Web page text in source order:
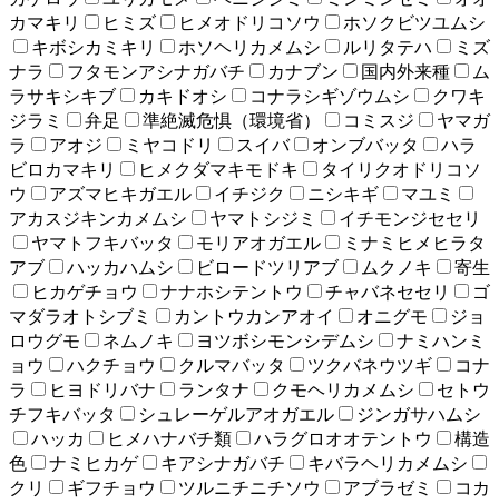
カマキリ
ヒミズ ヒメオドリコソウ
ホソクビツユムシ
キボシカミキリ
ホソヘリカメムシ ルリタテハ
ミズ
ナラ
フタモンアシナガバチ カナブン 国内外来種
ム
ラサキシキブ
カキドオシ コナラシギゾウムシ
クワキ
ジラミ
弁足 準絶滅危惧（環境省） コミスジ
ヤマガ
ラ
アオジ ミヤコドリ スイバ オンブバッタ
ハラ
ビロカマキリ
ヒメクダマキモドキ
タイリクオドリコソ
ウ
アズマヒキガエル イチジク ニシキギ
マユミ
アカスジキンカメムシ
ヤマトシジミ
イチモンジセセリ
ヤマトフキバッタ
モリアオガエル
ミナミヒメヒラタ
アブ
ハッカハムシ ビロードツリアブ ムクノキ
寄生
ヒカゲチョウ
ナナホシテントウ チャバネセセリ
ゴ
マダラオトシブミ
カントウカンアオイ オニグモ
ジョ
ロウグモ
ネムノキ ヨツボシモンシデムシ
ナミハンミ
ョウ
ハクチョウ クルマバッタ ツクバネウツギ
コナ
ラ
ヒヨドリバナ ランタナ クモヘリカメムシ
セトウ
チフキバッタ
シュレーゲルアオガエル
ジンガサハムシ
ハッカ
ヒメハナバチ類 ハラグロオオテントウ
構造
色
ナミヒカゲ キアシナガバチ
キバラヘリカメムシ
クリ
ギフチョウ ツルニチニチソウ アブラゼミ
コカ